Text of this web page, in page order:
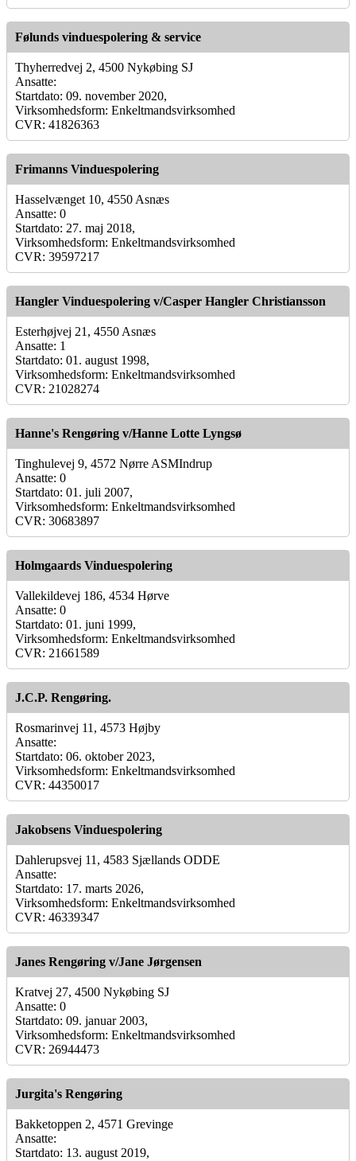
Følunds vinduespolering & service
Thyherredvej 2, 4500 Nykøbing SJ
Ansatte:
Startdato: 09. november 2020,
Virksomhedsform: Enkeltmandsvirksomhed
CVR: 41826363
Frimanns Vinduespolering
Hasselvænget 10, 4550 Asnæs
Ansatte: 0
Startdato: 27. maj 2018,
Virksomhedsform: Enkeltmandsvirksomhed
CVR: 39597217
Hangler Vinduespolering v/Casper Hangler Christiansson
Esterhøjvej 21, 4550 Asnæs
Ansatte: 1
Startdato: 01. august 1998,
Virksomhedsform: Enkeltmandsvirksomhed
CVR: 21028274
Hanne's Rengøring v/Hanne Lotte Lyngsø
Tinghulevej 9, 4572 Nørre ASMIndrup
Ansatte: 0
Startdato: 01. juli 2007,
Virksomhedsform: Enkeltmandsvirksomhed
CVR: 30683897
Holmgaards Vinduespolering
Vallekildevej 186, 4534 Hørve
Ansatte: 0
Startdato: 01. juni 1999,
Virksomhedsform: Enkeltmandsvirksomhed
CVR: 21661589
J.C.P. Rengøring.
Rosmarinvej 11, 4573 Højby
Ansatte:
Startdato: 06. oktober 2023,
Virksomhedsform: Enkeltmandsvirksomhed
CVR: 44350017
Jakobsens Vinduespolering
Dahlerupsvej 11, 4583 Sjællands ODDE
Ansatte:
Startdato: 17. marts 2026,
Virksomhedsform: Enkeltmandsvirksomhed
CVR: 46339347
Janes Rengøring v/Jane Jørgensen
Kratvej 27, 4500 Nykøbing SJ
Ansatte: 0
Startdato: 09. januar 2003,
Virksomhedsform: Enkeltmandsvirksomhed
CVR: 26944473
Jurgita's Rengøring
Bakketoppen 2, 4571 Grevinge
Ansatte:
Startdato: 13. august 2019,